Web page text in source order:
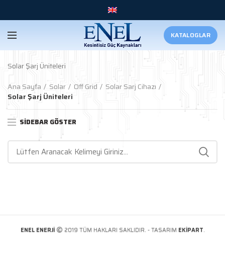
KATALOGLAR
Solar Şarj Üniteleri
Ana Sayfa
Solar Off Grid
Solar Sarj Cihazı
Solar Şarj Üniteleri
SIDEBAR GÖSTER
ENEL ENERJİ 2019 TÜM HAKLARI SAKLIDIR. - TASARIM EKİPART.